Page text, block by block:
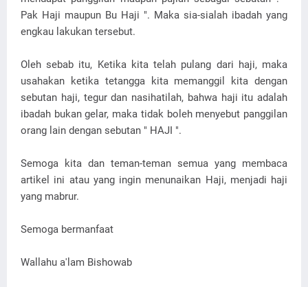
Pak Haji maupun Bu Haji ". Maka sia-sialah ibadah yang
engkau lakukan tersebut.
Oleh sebab itu, Ketika kita telah pulang dari haji, maka
usahakan ketika tetangga kita memanggil kita dengan
sebutan haji, tegur dan nasihatilah, bahwa haji itu adalah
ibadah bukan gelar, maka tidak boleh menyebut panggilan
orang lain dengan sebutan " HAJI ".
Semoga kita dan teman-teman semua yang membaca
artikel ini atau yang ingin menunaikan Haji, menjadi haji
yang mabrur.
Semoga bermanfaat
Wallahu a'lam Bishowab